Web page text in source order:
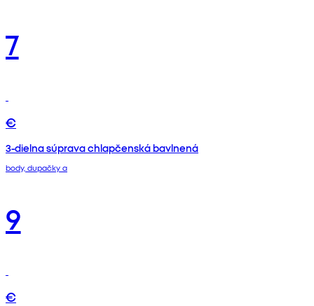
7
€
3-dielna súprava chlapčenská bavlnená
body, dupačky a
9
€